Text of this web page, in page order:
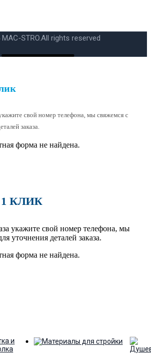
STRO.All rights reserved
свой номер телефона, мы свяжемся с
заказа.
форма не найдена.
КЛИК
укажите свой номер телефона, мы
уточнения деталей заказа.
форма не найдена.